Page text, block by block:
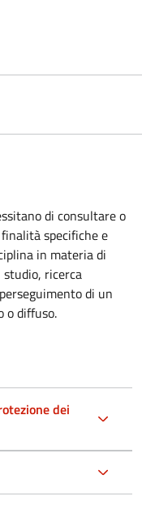
di consultare o
specifiche e
in materia di
ricerca
di un
o diffuso.
dei